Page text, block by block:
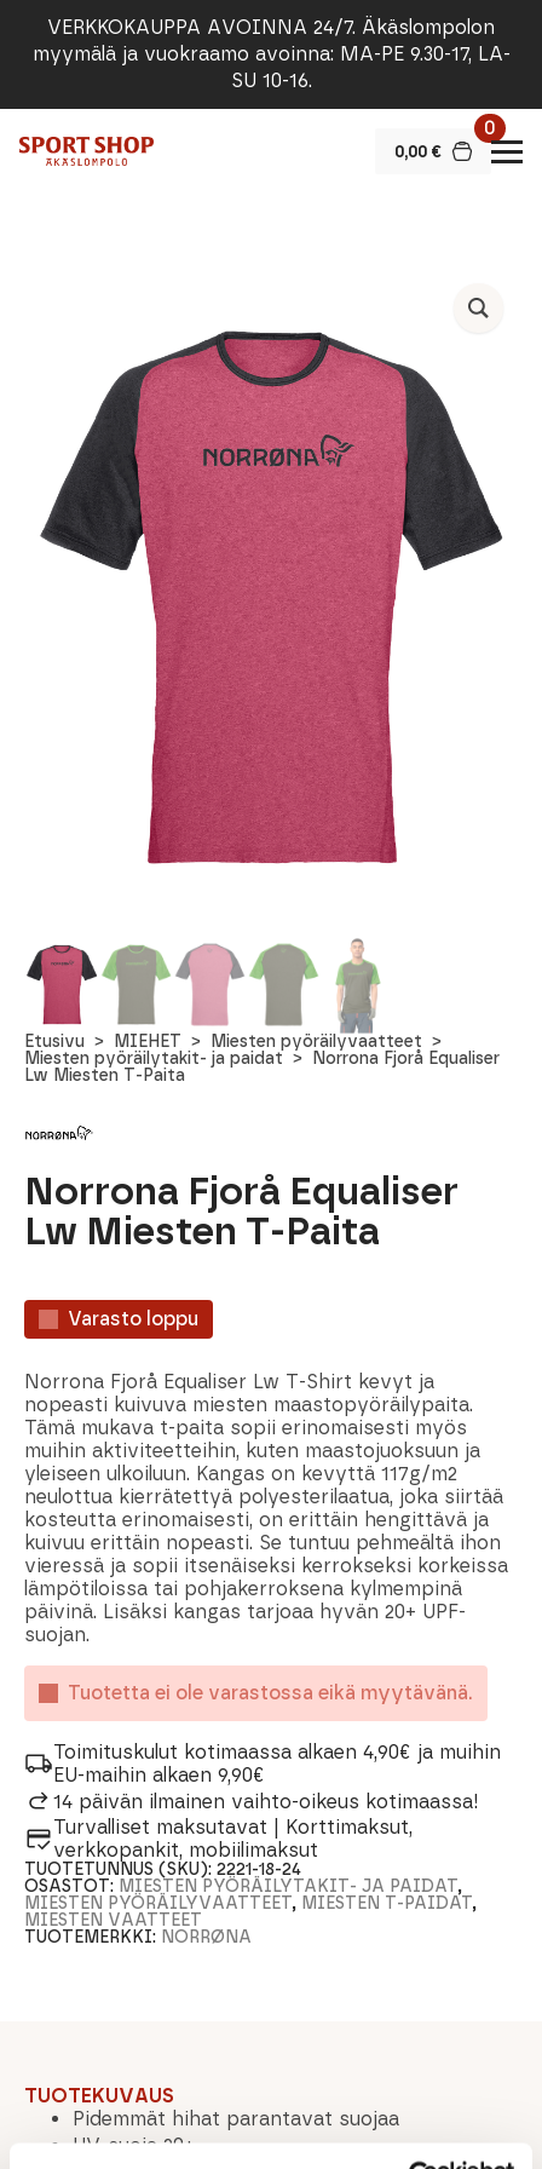
VERKKOKAUPPA AVOINNA 24/7. Äkäslompolon
myymälä ja vuokraamo avoinna: MA-PE 9.30-17, LA-
SU 10-16.
0,00 €
0
Etusivu MIEHET
Miesten pyöräilyvaatteet
Miesten pyöräilytakit- ja paidat
Norrona Fjorå Equaliser
Lw Miesten T-Paita
Norrona Fjorå Equaliser
Lw Miesten T-Paita
Varasto loppu
Norrona Fjorå Equaliser Lw T-Shirt kevyt ja
nopeasti kuivuva miesten maastopyöräilypaita.
Tämä mukava t-paita sopii erinomaisesti myös
muihin aktiviteetteihin, kuten maastojuoksuun ja
yleiseen ulkoiluun. Kangas on kevyttä 117g/m2
neulottua kierrätettyä polyesterilaatua, joka siirtää
kosteutta erinomaisesti, on erittäin hengittävä ja
kuivuu erittäin nopeasti. Se tuntuu pehmeältä ihon
vieressä ja sopii itsenäiseksi kerrokseksi korkeissa
lämpötiloissa tai pohjakerroksena kylmempinä
päivinä. Lisäksi kangas tarjoaa hyvän 20+ UPF-
suojan.
Tuotetta ei ole varastossa eikä myytävänä.
Toimituskulut kotimaassa alkaen 4,90€ ja muihin
EU-maihin alkaen 9,90€
14 päivän ilmainen vaihto-oikeus kotimaassa!
Turvalliset maksutavat | Korttimaksut,
verkkopankit, mobiilimaksut
TUOTETUNNUS (SKU):2221-18-24
OSASTOT: MIESTEN PYÖRÄILYTAKIT- JA PAIDAT,
MIESTEN PYÖRÄILYVAATTEET, MIESTEN T-PAIDAT,
MIESTEN VAATTEET
TUOTEMERKKI: NORRØNA
TUOTEKUVAUS
Pidemmät hihat parantavat suojaa
UV-suoja 20+